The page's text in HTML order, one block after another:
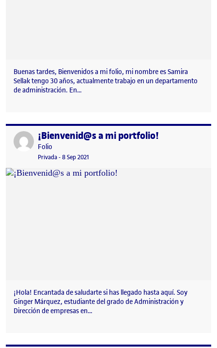
Buenas tardes, Bienvenidos a mi folio, mi nombre es Samira
Sellak tengo 30 años, actualmente trabajo en un departamento
de administración. En…
Publicado por¡Bienvenid@s a mi portfolio!
Publicado por
Folio
Visibilidad:
Privada-Fecha de publicación
8 Sep 2021
¡Hola! Encantada de saludarte si has llegado hasta aquí. Soy
Ginger Márquez, estudiante del grado de Administración y
Dirección de empresas en…